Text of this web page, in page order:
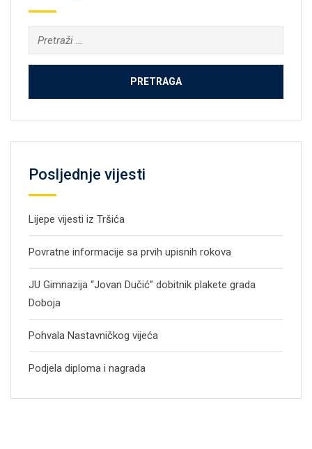
Pretraga:
Posljednje vijesti
Lijepe vijesti iz Tršića
Povratne informacije sa prvih upisnih rokova
JU Gimnazija “Jovan Dučić” dobitnik plakete grada
Doboja
Pohvala Nastavničkog vijeća
Podjela diploma i nagrada